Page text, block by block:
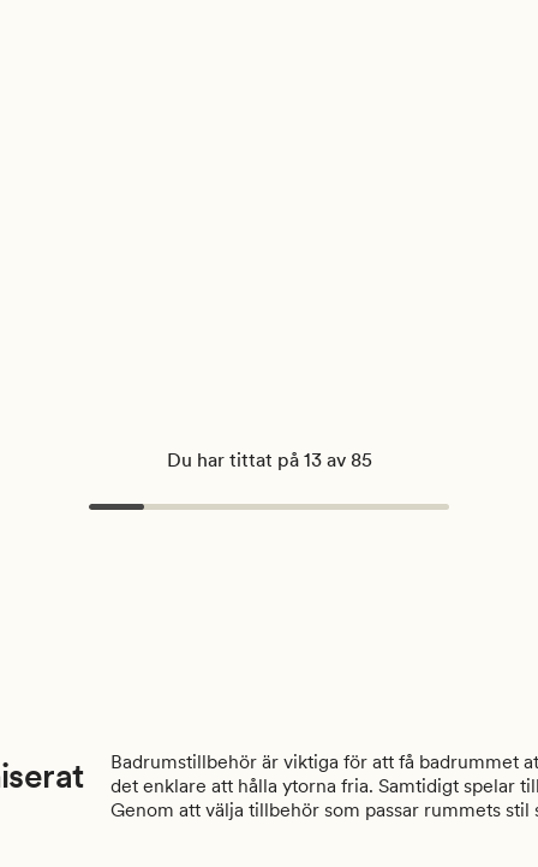
Du har tittat på 13 av 85
Badrumstillbehör är viktiga för att få badrummet
det enklare att hålla ytorna fria. Samtidigt spelar
Genom att välja tillbehör som passar rummets